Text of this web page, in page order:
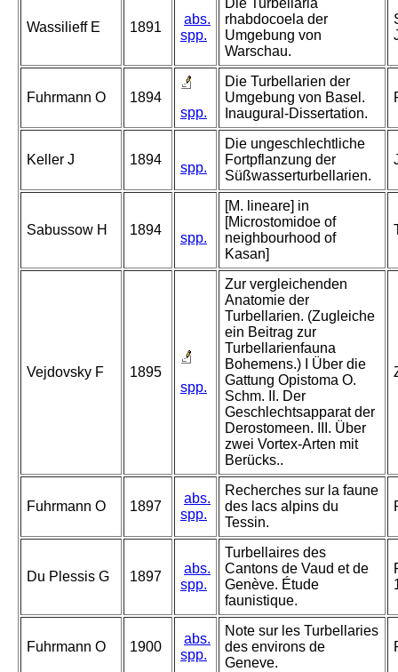
Wassilieff E 1891
abs.
spp.
Die Turbellaria
rhabdocoela der
Umgebung von
Warschau.
Fuhrmann O
1894
spp.
Die Turbellarien der
Umgebung von Basel.
Inaugural-Dissertation.
Keller J 1894
spp.
Die ungeschlechtliche
Fortpflanzung der
Süßwasserturbellarien.
Sabussow H 1894
spp.
[M. lineare] in
[Microstomidoe of
neighbourhood of
Kasan]
Vejdovsky F
1895
spp.
Zur vergleichenden
Anatomie der
Turbellarien. (Zugleiche
ein Beitrag zur
Turbellarienfauna
Bohemens.) I Über die
Gattung Opistoma O.
Schm. II. Der
Geschlechtsapparat der
Derostomeen. III. Über
zwei Vortex-Arten mit
Berücks..
Fuhrmann O 1897
abs.
spp.
Recherches sur la faune
des lacs alpins du
Tessin.
Du Plessis G 1897
abs.
spp.
Turbellaires des
Cantons de Vaud et de
Genève. Étude
faunistique.
Fuhrmann O 1900
abs.
spp.
Note sur les Turbellaries
des environs de
Geneve.